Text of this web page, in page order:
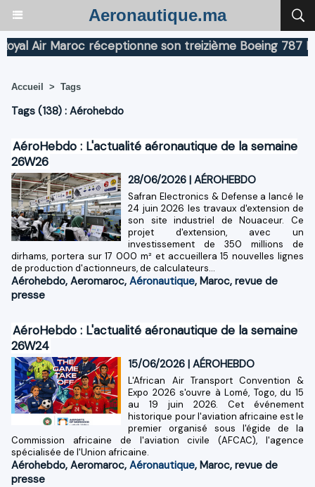
Aeronautique.ma
Air Maroc réceptionne son treizième Boeing 787
Accueil > Tags
Tags (138) : Aérohebdo
AéroHebdo : L'actualité aéronautique de la semaine
26W26
28/06/2026 |AÉROHEBDO
Safran Electronics & Defense a lancé le
24 juin 2026 les travaux d'extension de
son site industriel de Nouaceur. Ce
projet d'extension, avec un
investissement de 350 millions de
dirhams, portera sur 17 000 m² et accueillera 15 nouvelles lignes
de production d'actionneurs, de calculateurs...
Aérohebdo, Aeromaroc, Aéronautique, Maroc, revue de
presse
AéroHebdo : L'actualité aéronautique de la semaine
26W24
15/06/2026 |AÉROHEBDO
L'African Air Transport Convention &
Expo 2026 s'ouvre à Lomé, Togo, du 15
au 19 juin 2026. Cet événement
historique pour l'aviation africaine est le
premier organisé sous l'égide de la
Commission africaine de l'aviation civile (AFCAC), l'agence
spécialisée de l'Union africaine.
Aérohebdo, Aeromaroc, Aéronautique, Maroc, revue de
presse